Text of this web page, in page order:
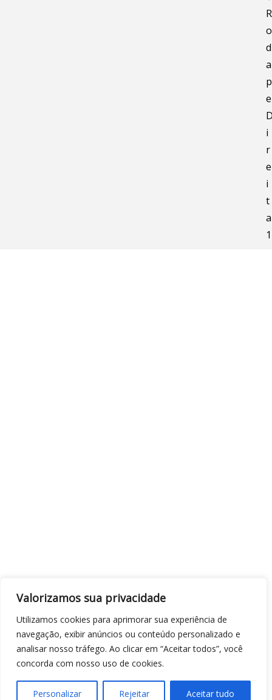
Valorizamos sua privacidade
Utilizamos cookies para aprimorar sua experiência de
navegação, exibir anúncios ou conteúdo personalizado e
analisar nosso tráfego. Ao clicar em “Aceitar todos”, você
concorda com nosso uso de cookies.
Personalizar Rejeitar Aceitar tudo